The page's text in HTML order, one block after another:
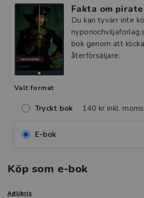
Fakta om
Du kan tyvärr inte
bok genom att
återförsäljare.
Valt format
Tryckt bok 140 kr inkl. moms
E-bok
Köp som e-bok
Adlibris